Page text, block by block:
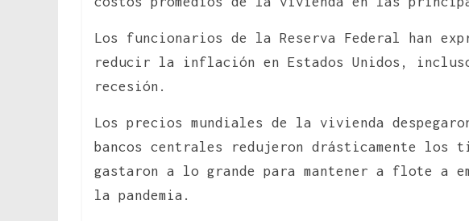
Los funcionarios de la Reserva Federal han
reducir la inflación en Estados Unidos,
recesión.
Los precios mundiales de la vivienda
bancos centrales redujeron drásticamente los
gastaron a lo grande para mantener a flote a
la pandemia.